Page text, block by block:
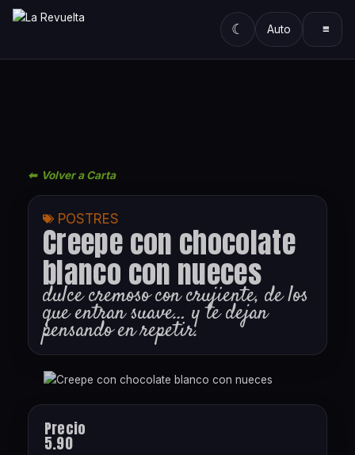
☾ Auto ≡
⬅ Volver a Carta
POSTRES
Creepe con chocolate
blanco con nueces
dulce cremoso con crujiente, de los
que entran suave… y te dejan
pensando en repetir.
Precio
5.90